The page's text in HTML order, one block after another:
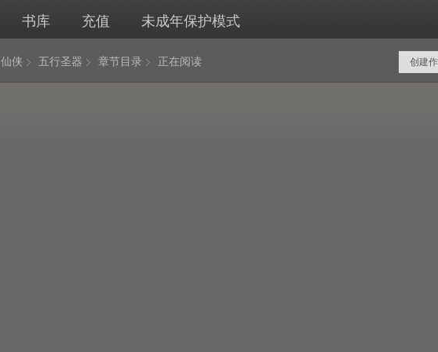
书库 充值 未成年保护模式
仙侠 五行圣器 章节目录 正在阅读 创建